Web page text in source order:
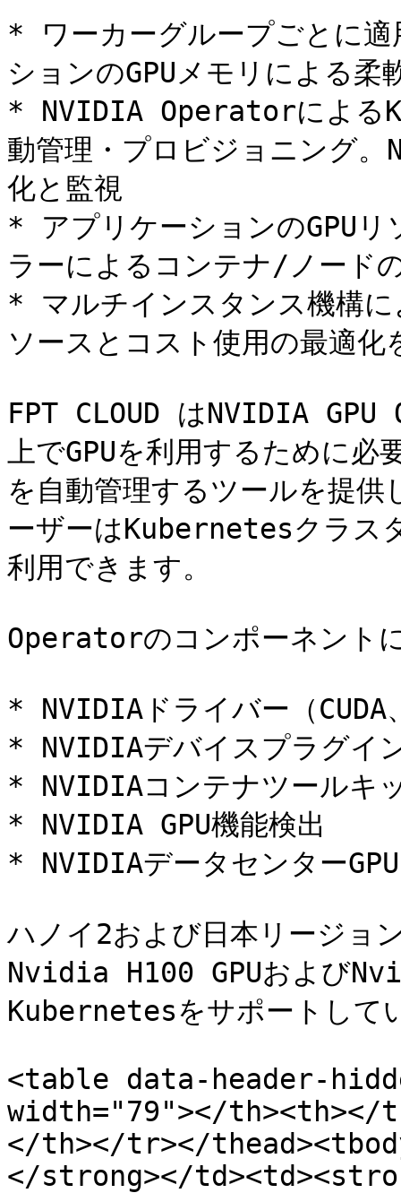
* ワーカーグループごとに適
ションのGPUメモリによる柔
* NVIDIA Operatorによる
動管理・プロビジョニング。
化と監視
* アプリケーションのGPUリ
ラーによるコンテナ/ノード
* マルチインスタンス機構に
ソースとコスト使用の最適化
FPT CLOUD はNVIDIA
上でGPUを利用するために
を自動管理するツールを提
ーザーはKubernetesクラス
利用できます。
Operatorのコンポーネント
* NVIDIAドライバー（CUDA
* NVIDIAデバイスプラグイ
* NVIDIAコンテナツールキ
* NVIDIA GPU機能検出
* NVIDIAデータセンター
ハノイ2および日本リージョ
Nvidia H100 GPUおよび
Kubernetesをサポートして
<table data-header-
width="79"></th><th></
</th></tr></
</strong></